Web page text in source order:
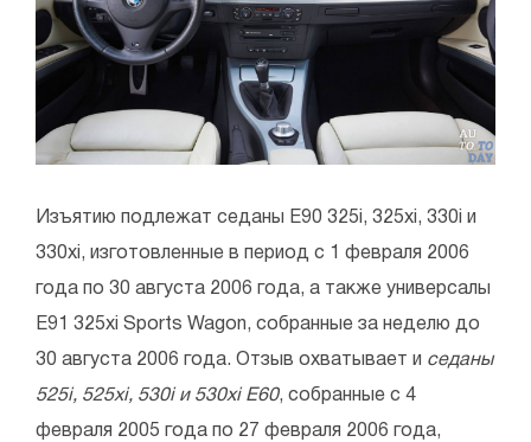
Изъятию подлежат седаны E90 325i, 325xi, 330i и
330xi, изготовленные в период с 1 февраля 2006
года по 30 августа 2006 года, а также универсалы
E91 325xi Sports Wagon, собранные за неделю до
30 августа 2006 года. Отзыв охватывает и седаны
525i, 525xi, 530i и 530xi E60, собранные с 4
февраля 2005 года по 27 февраля 2006 года,